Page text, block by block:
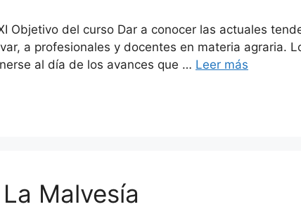
Objetivo del curso Dar a conocer las actuales
a profesionales y docentes en materia agraria.
al día de los avances que … Leer más
Malvesía